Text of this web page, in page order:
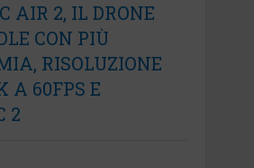
AIR 2, IL DRONE
CON PIÙ
RISOLUZIONE
A 60FPS E
2